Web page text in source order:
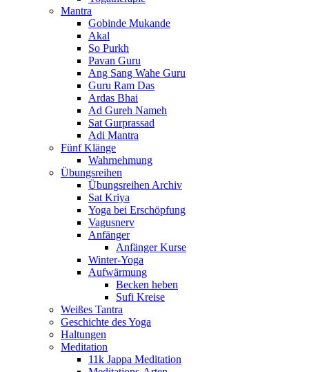
Mantra
Gobinde Mukande
Akal
So Purkh
Pavan Guru
Ang Sang Wahe Guru
Guru Ram Das
Ardas Bhai
Ad Gureh Nameh
Sat Gurprassad
Adi Mantra
Fünf Klänge
Wahrnehmung
Übungsreihen
Übungsreihen Archiv
Sat Kriya
Yoga bei Erschöpfung
Vagusnerv
Anfänger
Anfänger Kurse
Winter-Yoga
Aufwärmung
Becken heben
Sufi Kreise
Weißes Tantra
Geschichte des Yoga
Haltungen
Meditation
11k Jappa Meditation